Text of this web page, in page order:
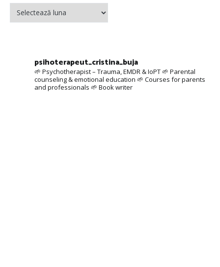
psihoterapeut_cristina_buja
🌱 Psychotherapist – Trauma, EMDR & IoPT🌱 Parental
counseling & emotional education 🌱 Courses for parents
and professionals 🌱 Book writer